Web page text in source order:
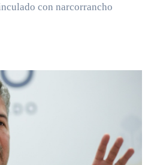
con narcorrancho